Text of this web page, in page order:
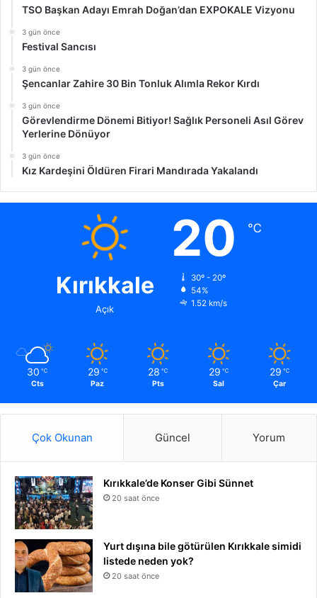
TSO Başkan Adayı Emrah Doğan’dan EXPOKALE Vizyonu
3 gün önce
Festival Sancısı
3 gün önce
Şencanlar Zahire 30 Bin Tonluk Alımla Rekor Kırdı
3 gün önce
Görevlendirme Dönemi Bitiyor! Sağlık Personeli Asıl Görev
Yerlerine Dönüyor
3 gün önce
Kız Kardeşini Öldüren Firari Mandırada Yakalandı
Kırıkkale
Açık
20 ℃
30º - 20º
54%
1.52 km/s
30 ℃
Cts
29 ℃
Paz
28 ℃
Pts
29 ℃
Sal
29 ℃
Çar
Çok Okunan Güncel Yorum
Kırıkkale’de Konser Gibi Sünnet
20 saat önce
Yurt dışına bile götürülen Kırıkkale simidi
listede neden yok?
20 saat önce